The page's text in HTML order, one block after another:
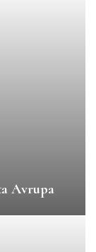
Avrupa